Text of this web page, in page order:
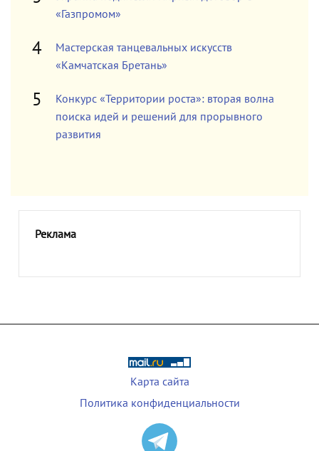
«Газпромом»
Мастерская танцевальных искусств
«Камчатская Бретань»
Конкурс «Территории роста»: вторая волна
поиска идей и решений для прорывного
развития
Реклама
Карта сайта
Политика конфиденциальности